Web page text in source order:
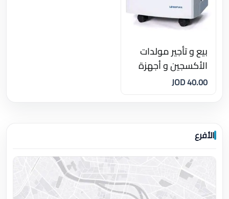
بيع و تأجير مولدات
الأكسجين و أجهزة
التنفس والاختناق
40.00 JOD
الأفرع